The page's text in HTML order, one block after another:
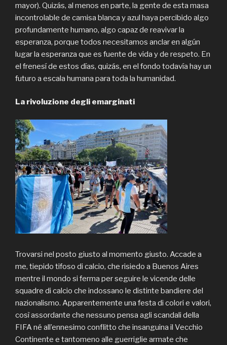
mayor). Quizás, al menos en parte, la gente de esta masa
incontrolable de camisa blanca y azul haya percibido algo
profundamente humano, algo capaz de reavivar la
esperanza, porque todos necesitamos anclar en algún
lugar la esperanza que es fuente de vida y de respeto. En
el frenesí de estos días, quizás, en el fondo todavía hay un
futuro a escala humana para toda la humanidad.
La rivoluzione degli emarginati
Trovarsi nel posto giusto al momento giusto. Accade a
me, tiepido tifoso di calcio, che risiedo a Buenos Aires
mentre il mondo si ferma per seguire le vicende delle
squadre di calcio che indossano le distinte bandiere del
nazionalismo. Apparentemente una festa di colori e valori,
così assordante che nessuno pensa agli scandali della
FIFA né all’ennesimo conflitto che insanguina il Vecchio
Continente e tantomeno alle guerriglie armate che